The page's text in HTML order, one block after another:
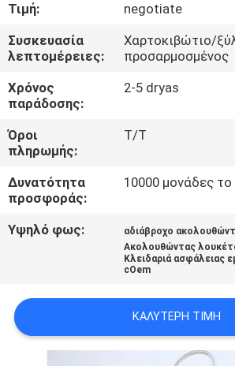
ΈΛΕΓΧΟΣ
ΜΑΣ
ΕΛΆΤΕ
ΣΕ
ΕΠΑΦΉ
ΜΕ
ΖΗΤΉΣΤΕ
ΑΠΌΣΠΑΣΜΑ
SITEMAP
Τιμή:
negotiate
Συσκευασία
λεπτομέρειες:
Χαρτοκιβώτιο/
προσαρμοσμένος
Χρόνος
παράδοσης:
2-5 dryas
Όροι
πληρωμής:
T/T
Δυνατότητα
προσφοράς:
10000 μονάδες το
Υψηλό φως: αδιάβροχο
Ακολουθώντας
Κλειδαριά ασφάλειας
cOem
ΚΑΛΎΤΕΡΗ ΤΙΜΉ